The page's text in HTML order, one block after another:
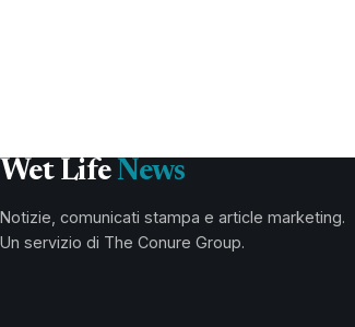
Wet Life News
Notizie, comunicati stampa e article marketing.
Un servizio di The Conure Group.